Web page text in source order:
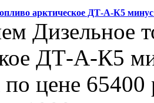
арктическое ДТ-А-К5 минус
Дизельное
ДТ-А-К5
по цене 65400